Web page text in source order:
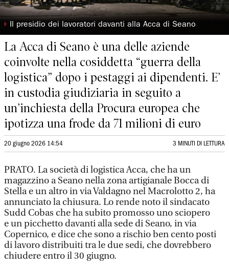
◗ Il presidio dei lavoratori davanti alla Acca di Seano
La Acca di Seano è una delle aziende
coinvolte nella cosiddetta “guerra della
logistica” dopo i pestaggi ai dipendenti. E’
in custodia giudiziaria in seguito a
un’inchiesta della Procura europea che
ipotizza una frode da 71 milioni di euro
20 giugno 2026 14:54 3 MINUTI DI LETTURA
PRATO. La società di logistica Acca, che ha un
magazzino a Seano nella zona artigianale Bocca di
Stella e un altro in via Valdagno nel Macrolotto 2, ha
annunciato la chiusura. Lo rende noto il sindacato
Sudd Cobas che ha subito promosso uno sciopero
e un picchetto davanti alla sede di Seano, in via
Copernico, e dice che sono a rischio ben cento posti
di lavoro distribuiti tra le due sedi, che dovrebbero
chiudere entro il 30 giugno.